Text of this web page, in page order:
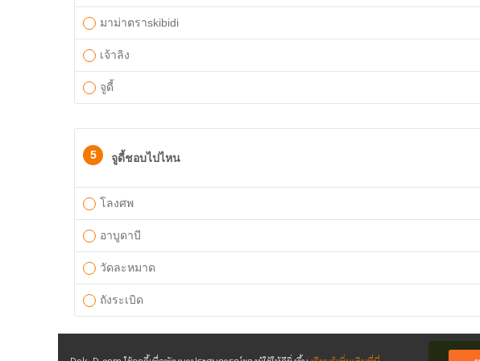
มาม่าตราskibidi
เจ้าลิง
จูดี้
5 จูดี้ชอบไปไหน
โลงศพ
อาบูดาบี
วัดละหมาด
ถังระเบิด
ส่งคำ